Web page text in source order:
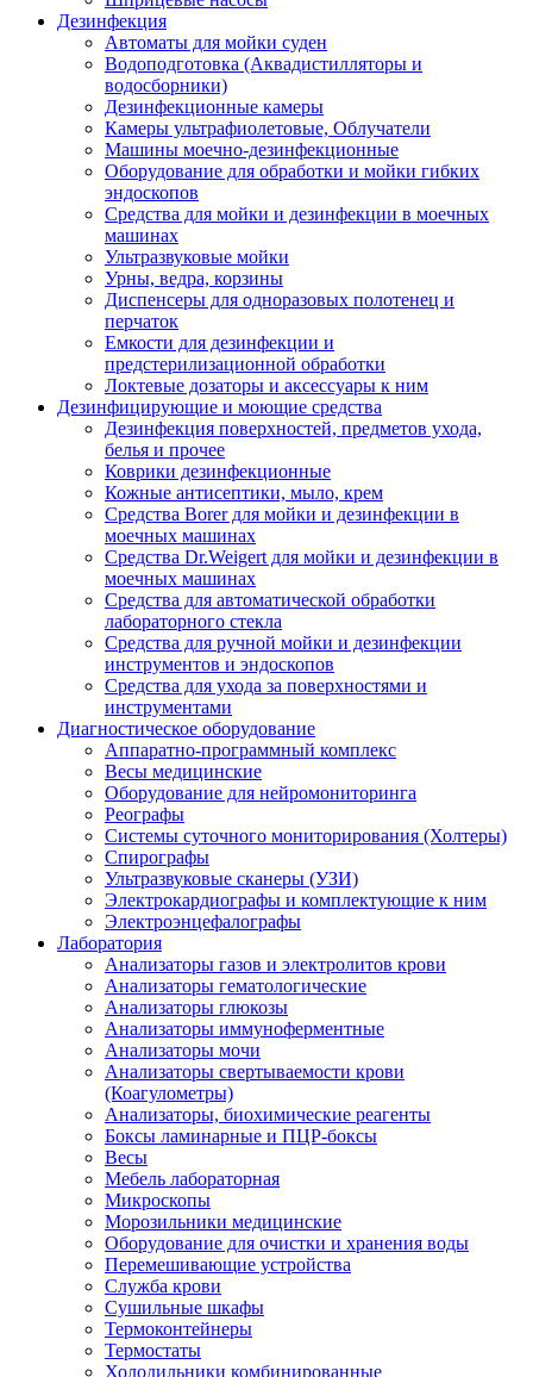
Дезинфекция
Автоматы для мойки суден
Водоподготовка (Аквадистилляторы и
водосборники)
Дезинфекционные камеры
Камеры ультрафиолетовые, Облучатели
Машины моечно-дезинфекционные
Оборудование для обработки и мойки гибких
эндоскопов
Средства для мойки и дезинфекции в моечных
машинах
Ультразвуковые мойки
Урны, ведра, корзины
Диспенсеры для одноразовых полотенец и
перчаток
Емкости для дезинфекции и
предстерилизационной обработки
Локтевые дозаторы и аксессуары к ним
Дезинфицирующие и моющие средства
Дезинфекция поверхностей, предметов ухода,
белья и прочее
Коврики дезинфекционные
Кожные антисептики, мыло, крем
Средства Borer для мойки и дезинфекции в
моечных машинах
Средства Dr.Weigert для мойки и дезинфекции в
моечных машинах
Средства для автоматической обработки
лабораторного стекла
Средства для ручной мойки и дезинфекции
инструментов и эндоскопов
Средства для ухода за поверхностями и
инструментами
Диагностическое оборудование
Аппаратно-программный комплекс
Весы медицинские
Оборудование для нейромониторинга
Реографы
Системы суточного мониторирования (Холтеры)
Спирографы
Ультразвуковые сканеры (УЗИ)
Электрокардиографы и комплектующие к ним
Электроэнцефалографы
Лаборатория
Анализаторы газов и электролитов крови
Анализаторы гематологические
Анализаторы глюкозы
Анализаторы иммуноферментные
Анализаторы мочи
Анализаторы свертываемости крови
(Коагулометры)
Анализаторы, биохимические реагенты
Боксы ламинарные и ПЦР-боксы
Весы
Мебель лабораторная
Микроскопы
Морозильники медицинские
Оборудование для очистки и хранения воды
Перемешивающие устройства
Служба крови
Сушильные шкафы
Термоконтейнеры
Термостаты
Холодильники комбинированные